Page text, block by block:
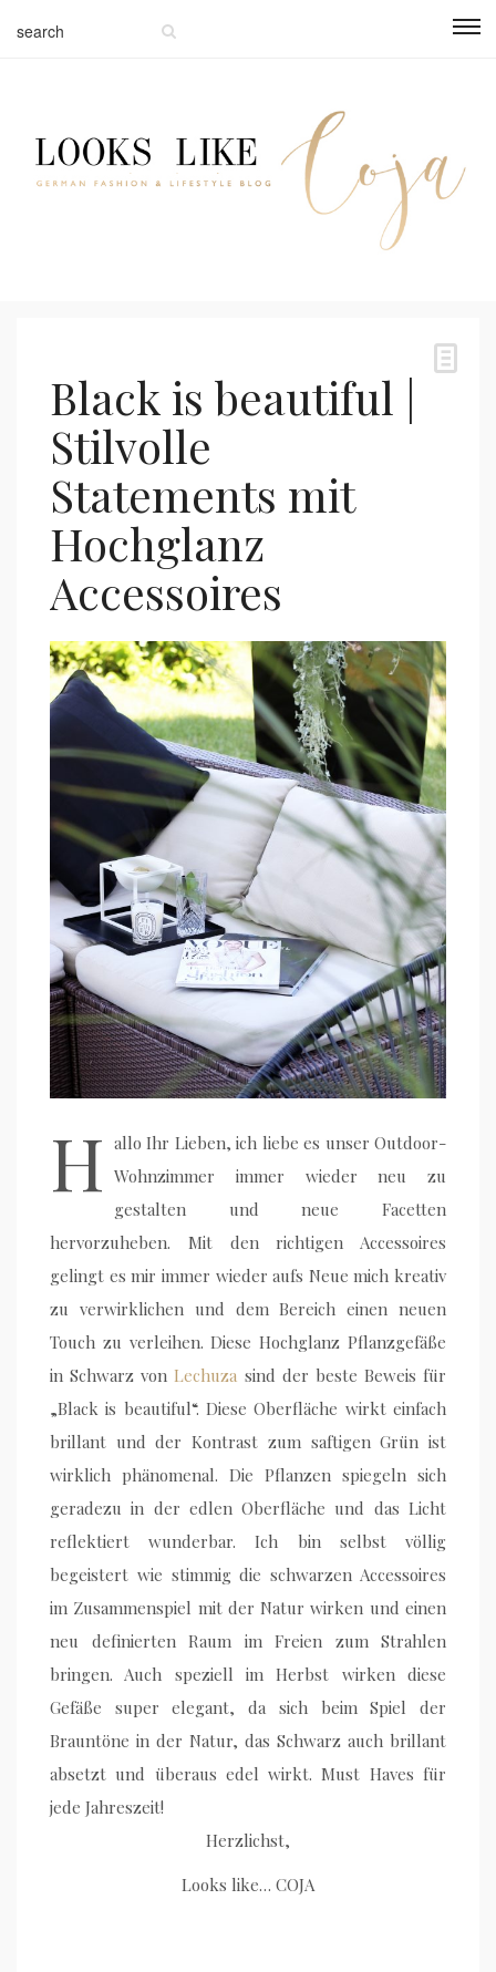
Black is beautiful |
Stilvolle
Statements mit
Hochglanz
Accessoires
H allo Ihr Lieben, ich liebe es unser Outdoor-
Wohnzimmer immer wieder neu zu
gestalten und neue Facetten
hervorzuheben. Mit den richtigen Accessoires
gelingt es mir immer wieder aufs Neue mich kreativ
zu verwirklichen und dem Bereich einen neuen
Touch zu verleihen. Diese Hochglanz Pflanzgefäße
in Schwarz vonLechuza sind der beste Beweis für
„Black is beautiful“. Diese Oberfläche wirkt einfach
brillant und der Kontrast zum saftigen Grün ist
wirklich phänomenal. Die Pflanzen spiegeln sich
geradezu in der edlen Oberfläche und das Licht
reflektiert wunderbar. Ich bin selbst völlig
begeistert wie stimmig die schwarzen Accessoires
im Zusammenspiel mit der Natur wirken und einen
neu definierten Raum im Freien zum Strahlen
bringen. Auch speziell im Herbst wirken diese
Gefäße super elegant, da sich beim Spiel der
Brauntöne in der Natur, das Schwarz auch brillant
absetzt und überaus edel wirkt. Must Haves für
jede Jahreszeit!
Herzlichst,
Looks like… COJA